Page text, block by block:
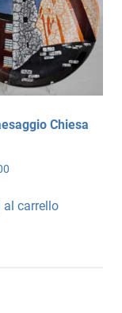
Chiesa
al carrello